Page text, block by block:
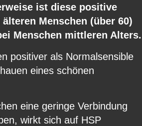
ist diese positive
Menschen (über 60)
Menschen mittleren Alters.
positiver als Normalsensible
eines schönen
eine geringe Verbindung
wirkt sich auf HSP